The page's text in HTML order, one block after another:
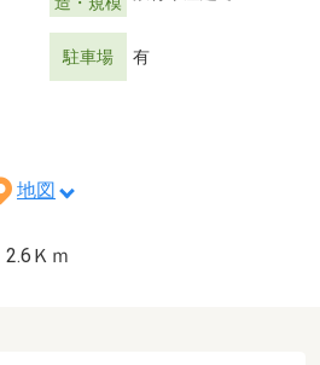
駐車場 有
地図
Ｋｍ